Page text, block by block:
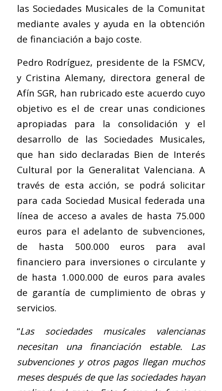
las Sociedades Musicales de la Comunitat
mediante avales y ayuda en la obtención
de financiación a bajo coste.
Pedro Rodríguez, presidente de la FSMCV,
y Cristina Alemany, directora general de
Afín SGR, han rubricado este acuerdo cuyo
objetivo es el de crear unas condiciones
apropiadas para la consolidación y el
desarrollo de las Sociedades Musicales,
que han sido declaradas Bien de Interés
Cultural por la Generalitat Valenciana. A
través de esta acción, se podrá solicitar
para cada Sociedad Musical federada una
línea de acceso a avales de hasta 75.000
euros para el adelanto de subvenciones,
de hasta 500.000 euros para aval
financiero para inversiones o circulante y
de hasta 1.000.000 de euros para avales
de garantía de cumplimiento de obras y
servicios.
“Las sociedades musicales valencianas
necesitan una financiación estable. Las
subvenciones y otros pagos llegan muchos
meses después de que las sociedades hayan